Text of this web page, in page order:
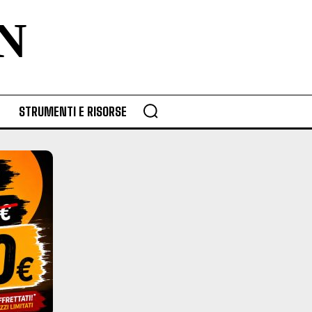
STRUMENTI E RISORSE